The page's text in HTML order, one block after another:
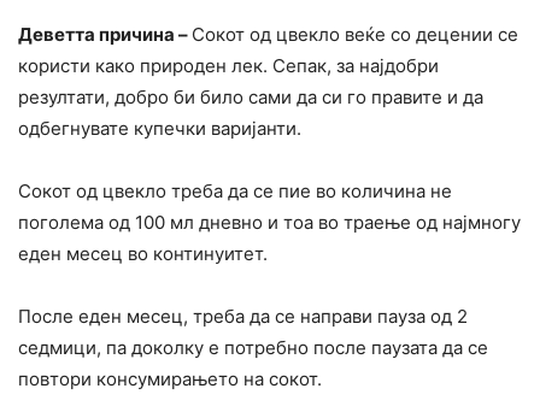
Деветта причина – Сокот од цвекло веќе со децении се
користи како природен лек. Сепак, за најдобри
резултати, добро би било сами да си го правите и да
одбегнувате купечки варијанти.
Сокот од цвекло треба да се пие во количина не
поголема од 100 мл дневно и тоа во траење од најмногу
еден месец во континуитет.
После еден месец, треба да се направи пауза од 2
седмици, па доколку е потребно после паузата да се
повтори консумирањето на сокот.